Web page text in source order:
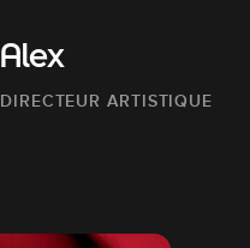
Alex
DIRECTEUR ARTISTIQUE